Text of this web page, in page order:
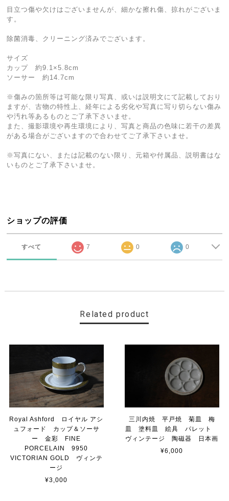
目立つ傷や欠けはございませんが、細かな擦れ傷、掠れがございま
す。
除菌消毒、クリーニング済みでございます。
サイズ
カップ 約9.1×5.8cm
ソーサー 約14.7cm
※傷みの箇所等は可能な限り写真、或いは説明文にて記載しており
ますが、古物の特性上、経年による劣化や写真に写り切らない傷み
や汚れ等あるものとご了承下さいませ。
また、撮影環境や再生環境により、写真と商品の色味に若干の差異
がある場合がございますので合わせてご了承下さいませ。
※写真にない、または記載のない限り、元箱や付属品、説明書はな
いものとご了承下さいませ。
ショップの評価
すべて 7 0 0
Related product
Royal Ashford ロイヤル アシ
ュフォード カップ＆ソーサ
ー 金彩 FINE
PORCELAIN 9950
VICTORIAN GOLD ヴィンテ
ージ
¥3,000
三川内焼 平戸焼 菊皿 梅
皿 塗料皿 絵具 パレット
ヴィンテージ 陶磁器 日本画
¥6,000